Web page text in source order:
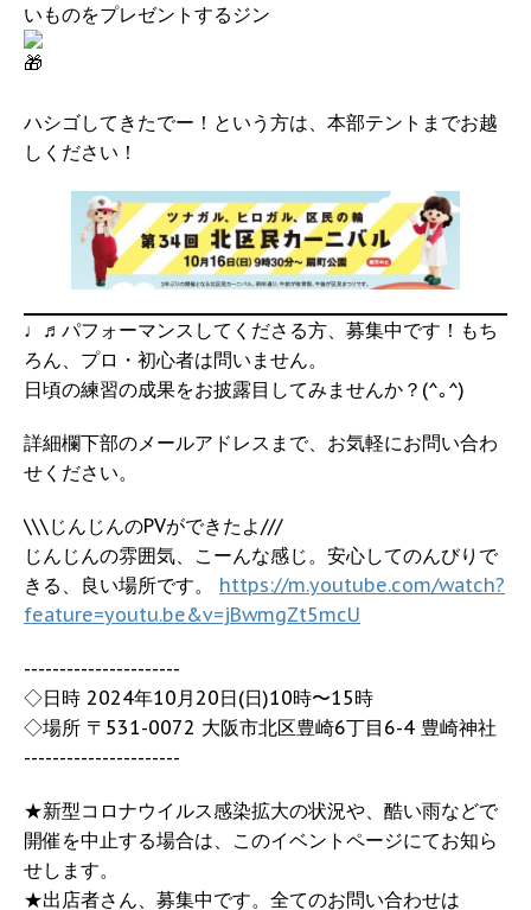
いものをプレゼントするジン
ハシゴしてきたでー！という方は、本部テントまでお越
しください！
♩♬パフォーマンスしてくださる方、募集中です！もち
ろん、プロ・初心者は問いません。
日頃の練習の成果をお披露目してみませんか？(^｡^)
詳細欄下部のメールアドレスまで、お気軽にお問い合わ
せください。
\\\じんじんのPVができたよ///
じんじんの雰囲気、こーんな感じ。安心してのんびりで
きる、良い場所です。 https://m.youtube.com/watch?
feature=youtu.be&v=jBwmgZt5mcU
----------------------
◇日時 2024年10月20日(日)10時〜15時
◇場所 〒531-0072 大阪市北区豊崎6丁目6-4 豊崎神社
----------------------
★新型コロナウイルス感染拡大の状況や、酷い雨などで
開催を中止する場合は、このイベントページにてお知ら
せします。
★出店者さん、募集中です。全てのお問い合わせは